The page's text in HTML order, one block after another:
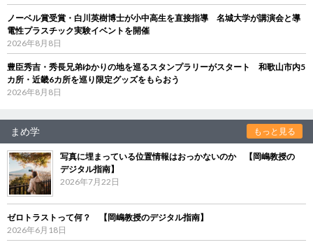
ノーベル賞受賞・白川英樹博士が小中高生を直接指導 名城大学が講演会と導
電性プラスチック実験イベントを開催
2026年8月8日
豊臣秀吉・秀長兄弟ゆかりの地を巡るスタンプラリーがスタート 和歌山市内5
カ所・近畿6カ所を巡り限定グッズをもらおう
2026年8月8日
まめ学 もっと見る
写真に埋まっている位置情報はおっかないのか 【岡嶋教授の
デジタル指南】
2026年7月22日
ゼロトラストって何？ 【岡嶋教授のデジタル指南】
2026年6月18日